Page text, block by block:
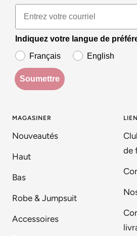
Indiquez votre langue de
Français
English
Soumettre
MAGASINER
Nouveautés
Haut
Bas
Robe & Jumpsuit
Accessoires
de